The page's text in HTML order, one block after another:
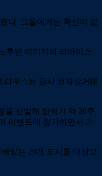
다. 그들에게는 확신이 없
후된 이미지의 리바이스
우스는 당시 전자상거래
을 선발해 한학기 약 20주
이벤트에 참가하면서 가
있는 29개 도시를 대상으